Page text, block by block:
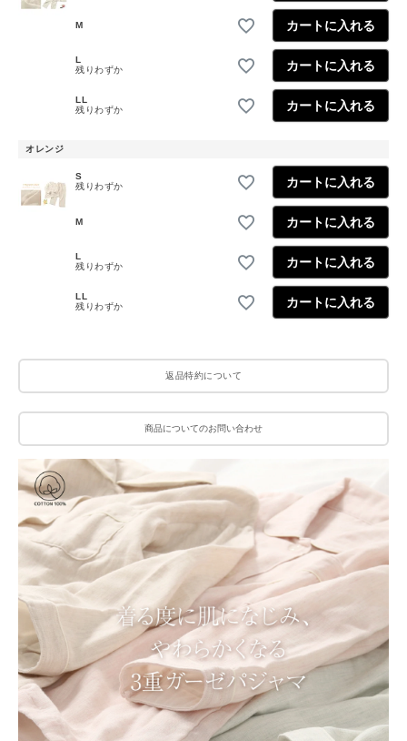
M カートに入れる
L
残りわずか
カートに入れる
LL
残りわずか
カートに入れる
オレンジ
S
残りわずか
カートに入れる
M カートに入れる
L
残りわずか
カートに入れる
LL
残りわずか
カートに入れる
返品特約について
商品についてのお問い合わせ